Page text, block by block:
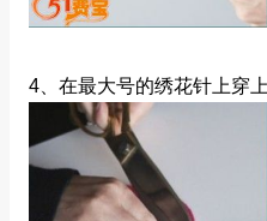
4、在最大号的绣花针上穿上